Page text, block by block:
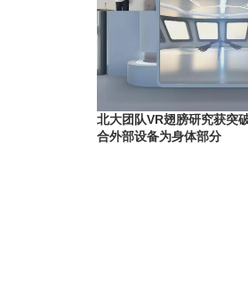
北大团队VR翅膀研究获突
合外部设备为身体部分